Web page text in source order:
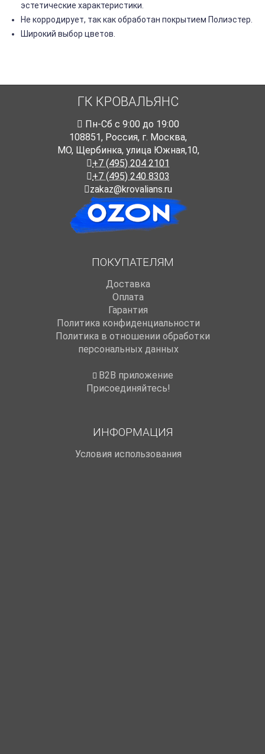
эстетические характеристики.
Не корродирует, так как обработан покрытием Полиэстер.
Широкий выбор цветов.
ГК КРОВАЛЬЯНС
Пн-Cб с 9:00 до 19:00
108851, Россия, г. Москва,
МО, Щербинка, улица Южная,10,
+7 (495) 204 2101
+7 (495) 240 8303
zakaz@krovalians.ru
ПОКУПАТЕЛЯМ
Доставка
Оплата
Гарантия
Политика конфиденциальности
Политика в отношении обработки
персональных данных
B2B приложение
Присоединяйтесь!
ИНФОРМАЦИЯ
Условия использования